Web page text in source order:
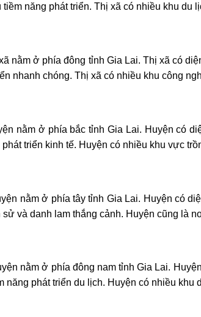
năng phát triển. Thị xã có nhiều khu du
nằm ở phía đông tỉnh Gia Lai. Thị xã có
nhanh chóng. Thị xã có nhiều khu công
nằm ở phía bắc tỉnh Gia Lai. Huyện có
triển kinh tế. Huyện có nhiều khu vực
nằm ở phía tây tỉnh Gia Lai. Huyện có
và danh lam thắng cảnh. Huyện cũng là
nằm ở phía đông nam tỉnh Gia Lai.
năng phát triển du lịch. Huyện có nhiều